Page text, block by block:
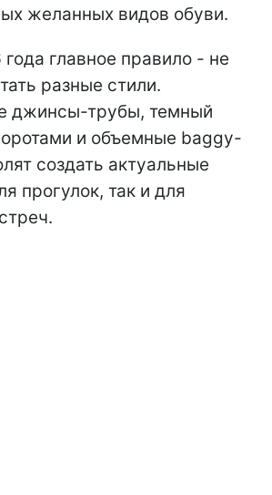
желанных видов обуви.
главное правило - не
разные стили.
джинсы-трубы, темный
и объемные baggy-
создать актуальные
прогулок, так и для